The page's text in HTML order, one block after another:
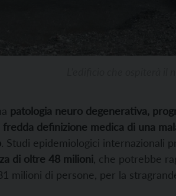
patologia neuro degenerativa,
fredda definizione medica di una
. Studi epidemiologici internazionali
di oltre 48 milioni, che potrebbe
milioni di persone, per la